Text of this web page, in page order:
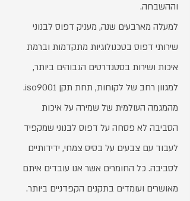
וההשבחה.
למעלה מארבעים שנה, מעניק דפוס לבנוני
שירותי דפוס בטכנולוגיות מתקדמות וברמת
איכות ושירות בסטנדרטים הגבוהים ביותר,
למגוון רחב של לקוחות, תחת תקן iso9001.
מהמגמה העולמית של שמירה על איכות
הסביבה לא פסחה על דפוס לבנוני שמקפיד
לעבוד עם צבעים על בסיס צמחי, ידידותיים
לסביבה. כל החומרים אשר אנו עובדים איתם
מאושרים ועומדים בתקנים הקפדניים ביותר.